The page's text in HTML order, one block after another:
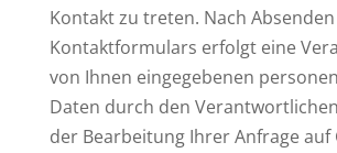
Kontakt zu treten. Nach
Kontaktformulars erfolgt eine
von Ihnen eingegebenen
Daten durch den
der Bearbeitung Ihrer Anfrage auf